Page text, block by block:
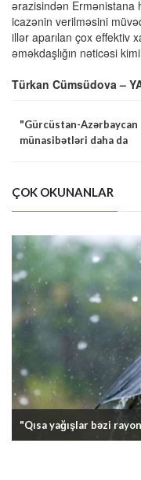
ərazisindən Ermənistana
icazənin verilməsini
illər aparılan çox effektiv
əməkdaşlığın nəticəsi
Türkan Cümsüdova –
"Gürcüstan-Azərbaycan
münasibətləri daha da
ÇOK OKUNANLAR
"Qısa yağışlar bəzi